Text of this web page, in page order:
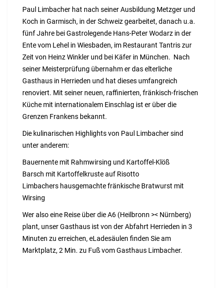
Paul Limbacher hat nach seiner Ausbildung Metzger und
Koch in Garmisch, in der Schweiz gearbeitet, danach u.a.
fünf Jahre bei Gastrolegende Hans-Peter Wodarz in der
Ente vom Lehel in Wiesbaden, im Restaurant Tantris zur
Zeit von Heinz Winkler und bei Käfer in München. Nach
seiner Meisterprüfung übernahm er das elterliche
Gasthaus in Herrieden und hat dieses umfangreich
renoviert. Mit seiner neuen, raffinierten, fränkisch-frischen
Küche mit internationalem Einschlag ist er über die
Grenzen Frankens bekannt.
Die kulinarischen Highlights von Paul Limbacher sind
unter anderem:
Bauernente mit Rahmwirsing und Kartoffel-Klöß
Barsch mit Kartoffelkruste auf Risotto
Limbachers hausgemachte fränkische Bratwurst mit
Wirsing
Wer also eine Reise über die A6 (Heilbronn >< Nürnberg)
plant, unser Gasthaus ist von der Abfahrt Herrieden in 3
Minuten zu erreichen, eLadesäulen finden Sie am
Marktplatz, 2 Min. zu Fuß vom Gasthaus Limbacher.